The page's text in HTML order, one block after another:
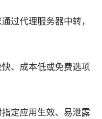
过代理服务器中转，
、成本低或免费选项
定应用生效、易泄露